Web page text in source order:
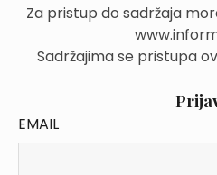
Za pristup do sadržaja
Sadržajima se pristupa
EMAIL